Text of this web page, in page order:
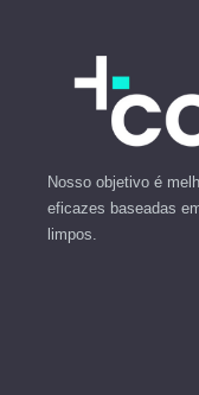
Nosso objetivo é
eficazes baseadas
limpos.